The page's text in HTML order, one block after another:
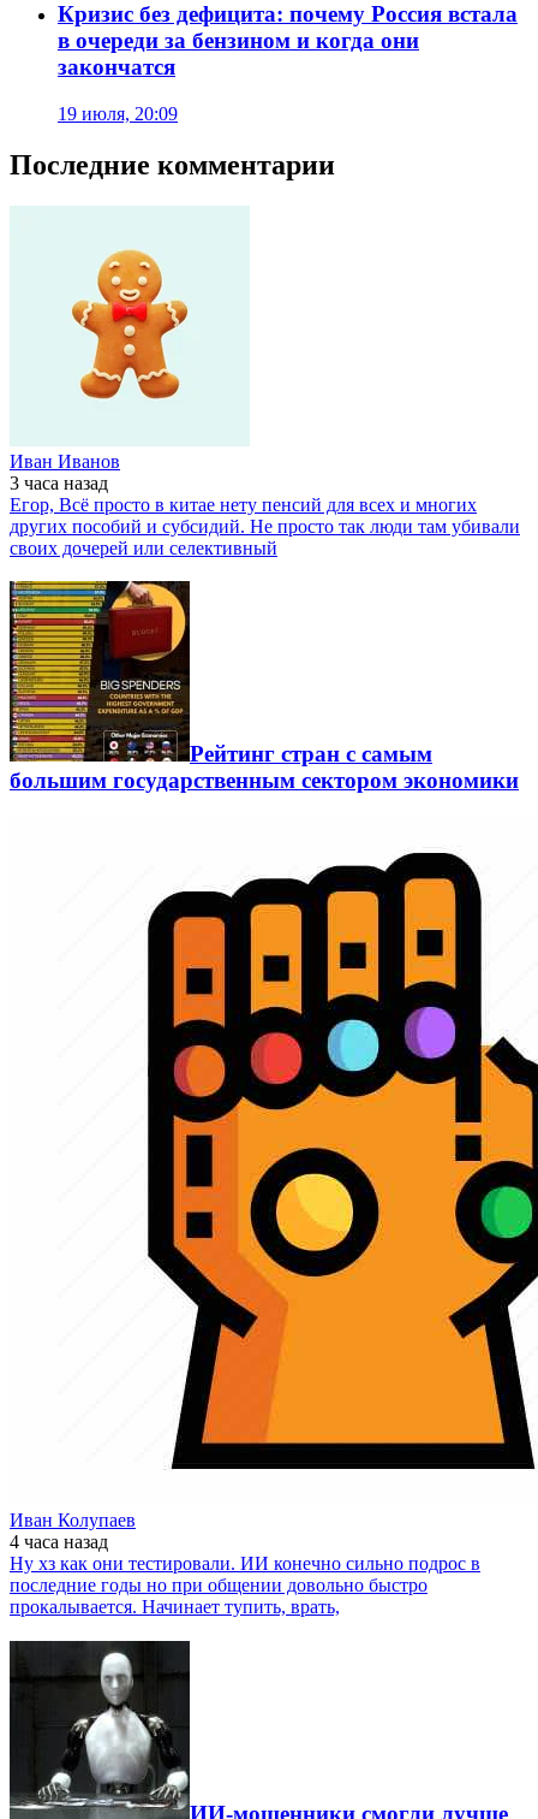
Кризис без дефицита: почему Россия встала
в очереди за бензином и когда они
закончатся
19 июля, 20:09
Последние комментарии
Иван Иванов
3 часа назад
Егор, Всё просто в китае нету пенсий для всех и многих
других пособий и субсидий. Не просто так люди там убивали
своих дочерей или селективный
Рейтинг стран с самым
большим государственным сектором экономики
Иван Колупаев
4 часа назад
Ну хз как они тестировали. ИИ конечно сильно подрос в
последние годы но при общении довольно быстро
прокалывается. Начинает тупить, врать,
ИИ-мошенники смогли лучше